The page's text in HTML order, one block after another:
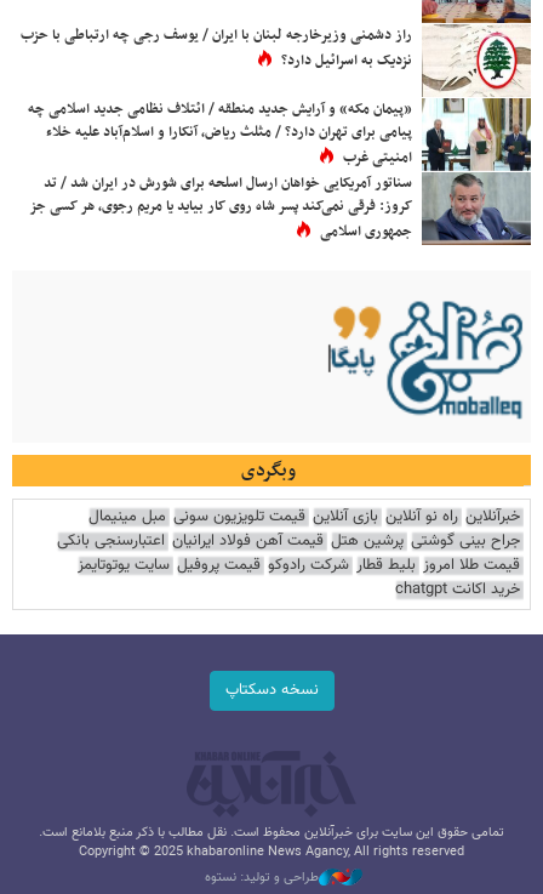
راز دشمنی وزیرخارجه لبنان با ایران / یوسف رجی چه ارتباطی با حزب
نزدیک به اسرائیل دارد؟
«پیمان مکه» و آرایش جدید منطقه / ائتلاف نظامی جدید اسلامی چه
پیامی برای تهران دارد؟ / مثلث ریاض، آنکارا و اسلام‌آباد علیه خلاء
امنیتی غرب
سناتور آمریکایی خواهان ارسال اسلحه برای شورش در ایران شد / تد
کروز: فرقی نمی‌کند پسر شاه روی کار بیاید یا مریم رجوی، هر کسی جز
جمهوری اسلامی
وبگردی
خبرآنلاین راه نو آنلاین بازی آنلاین قیمت تلویزیون سونی مبل مینیمال
جراح بینی گوشتی پرشین هتل قیمت آهن فولاد ایرانیان اعتبارسنجی بانکی
قیمت طلا امروز بلیط قطار شرکت رادوکو قیمت پروفیل سایت یوتوتایمز
خرید اکانت chatgpt
نسخه دسکتاپ
تمامی حقوق این سایت برای خبرآنلاین محفوظ است. نقل مطالب با ذکر منبع بلامانع است.
Copyright © 2025 khabaronline News Agancy, All rights reserved
طراحی و تولید: نستوه